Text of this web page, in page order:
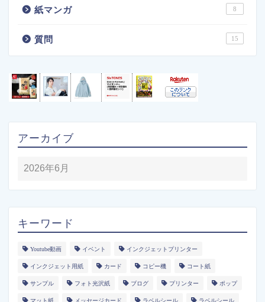
紙マンガ 8
質問 15
アーカイブ
キーワード
Youtube動画 イベント インクジェットプリンター
インクジェット用紙 カード コピー機 コート紙
サンプル フォト光沢紙 ブログ プリンター ポップ
マット紙 メッセージカード ラベルシール ラベルシール